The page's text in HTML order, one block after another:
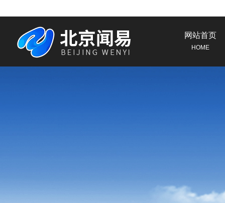
网站首页
HOME